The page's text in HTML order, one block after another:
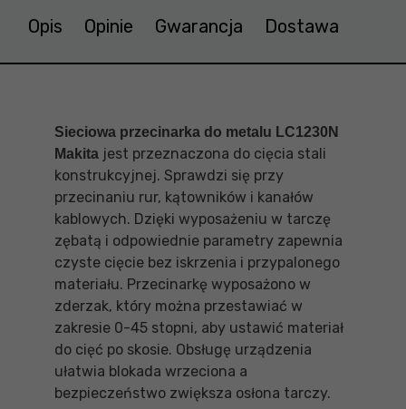
Opis Opinie Gwarancja Dostawa
Sieciowa przecinarka do metalu LC1230N
Makita jest przeznaczona do cięcia stali
konstrukcyjnej. Sprawdzi się przy
przecinaniu rur, kątowników i kanałów
kablowych. Dzięki wyposażeniu w tarczę
zębatą i odpowiednie parametry zapewnia
czyste cięcie bez iskrzenia i przypalonego
materiału. Przecinarkę wyposażono w
zderzak, który można przestawiać w
zakresie 0-45 stopni, aby ustawić materiał
do cięć po skosie. Obsługę urządzenia
ułatwia blokada wrzeciona a
bezpieczeństwo zwiększa osłona tarczy.